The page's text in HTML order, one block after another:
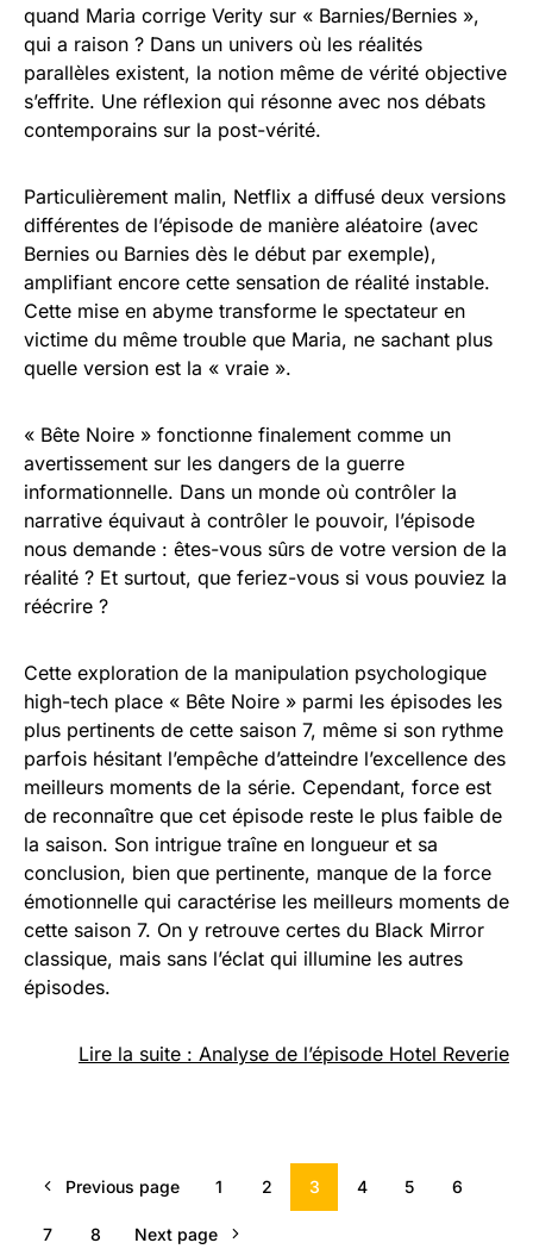
quand Maria corrige Verity sur « Barnies/Bernies »,
qui a raison ? Dans un univers où les réalités
parallèles existent, la notion même de vérité objective
s’effrite. Une réflexion qui résonne avec nos débats
contemporains sur la post-vérité.
Particulièrement malin, Netflix a diffusé deux versions
différentes de l’épisode de manière aléatoire (avec
Bernies ou Barnies dès le début par exemple),
amplifiant encore cette sensation de réalité instable.
Cette mise en abyme transforme le spectateur en
victime du même trouble que Maria, ne sachant plus
quelle version est la « vraie ».
« Bête Noire » fonctionne finalement comme un
avertissement sur les dangers de la guerre
informationnelle. Dans un monde où contrôler la
narrative équivaut à contrôler le pouvoir, l’épisode
nous demande : êtes-vous sûrs de votre version de la
réalité ? Et surtout, que feriez-vous si vous pouviez la
réécrire ?
Cette exploration de la manipulation psychologique
high-tech place « Bête Noire » parmi les épisodes les
plus pertinents de cette saison 7, même si son rythme
parfois hésitant l’empêche d’atteindre l’excellence des
meilleurs moments de la série. Cependant, force est
de reconnaître que cet épisode reste le plus faible de
la saison. Son intrigue traîne en longueur et sa
conclusion, bien que pertinente, manque de la force
émotionnelle qui caractérise les meilleurs moments de
cette saison 7. On y retrouve certes du Black Mirror
classique, mais sans l’éclat qui illumine les autres
épisodes.
Lire la suite : Analyse de l’épisode Hotel Reverie
Previous page 1 2 3 4 5 6
7 8 Next page